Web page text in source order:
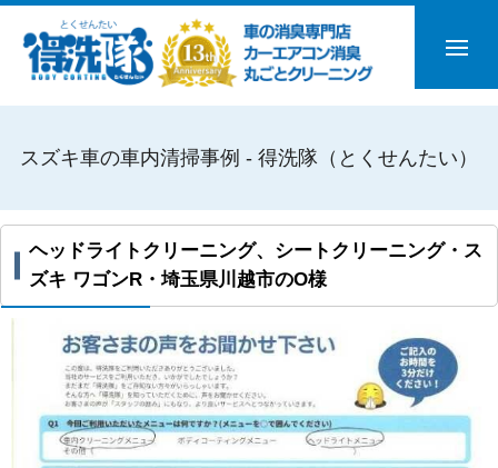
スズキ車の車内清掃事例 - 得洗隊（とくせんたい）
ヘッドライトクリーニング、シートクリーニング・ス
ズキ ワゴンR・埼玉県川越市のO様